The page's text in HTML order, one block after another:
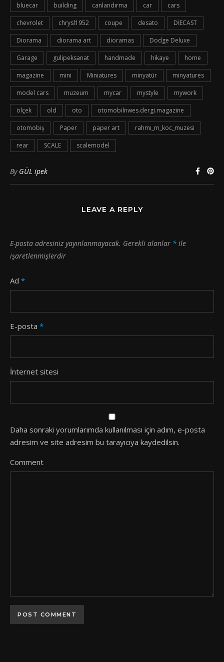
bluecar building canlandırma car cars
chevrolet chrysl1952 coupe desato DİECAST
Diorama diorama art dioramas Dodge Deluxe
Garage gulipeksanat handmade hikaye home
magazine mini Miniatures minyatür minyatures
model cars muzeum mycar mystyle mywork
ölçek old oto otomobilnwes.dergi.magazine
otomobiş Paper paper art rahmı_m_koc_muzesi
rear SCALE scalemodel
By GÜL ipek
LEAVE A REPLY
E-posta adresiniz yayınlanmayacak. Gerekli alanlar * ile
işaretlenmişlerdir
Ad *
E-posta *
İnternet sitesi
Daha sonraki yorumlarımda kullanılması için adım, e-posta
adresim ve site adresim bu tarayıcıya kaydedilsin.
Comment